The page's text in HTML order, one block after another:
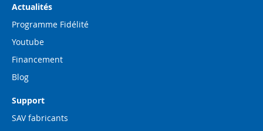
Actualités
Programme Fidélité
Youtube
Financement
Blog
Support
SAV fabricants